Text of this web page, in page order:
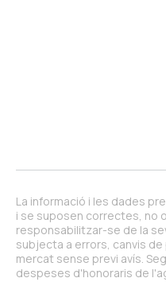
La informació i les dades
i se suposen correctes, no
responsabilitzar-se de la
subjecta a errors, canvis
mercat sense previ avís.
despeses d'honoraris de